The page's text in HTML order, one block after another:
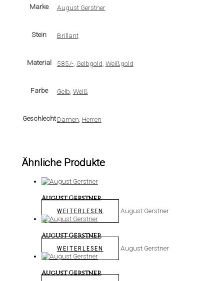
Marke August Gerstner
Stein Brillant
Material 585/-, Gelbgold Weißgold
Farbe Gelb Weiß
Geschlecht Damen Herren
Ähnliche Produkte
August Gerstner
WEITERLESEN August Gerstner
August Gerstner
WEITERLESEN August Gerstner
August Gerstner